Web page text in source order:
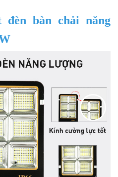
bàn chải năng